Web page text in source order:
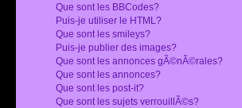
Que sont les BBCodes?
Puis-je utiliser le HTML?
Que sont les smileys?
Puis-je publier des images?
Que sont les annonces gÃ©nÃ©rales?
Que sont les annonces?
Que sont les post-it?
Que sont les sujets verrouillÃ©s?